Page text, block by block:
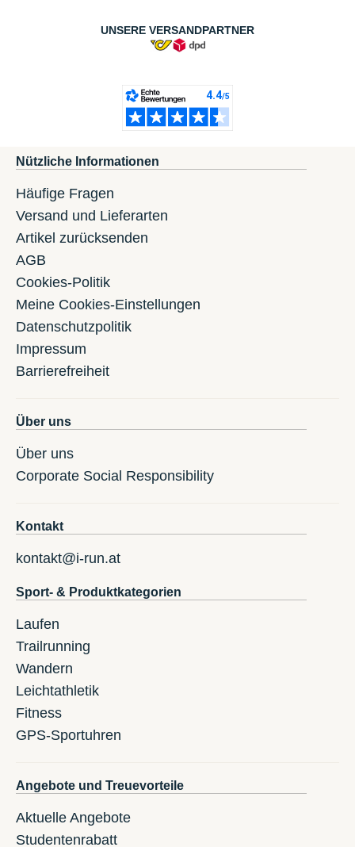
UNSERE VERSANDPARTNER
Nützliche Informationen
Häufige Fragen
Versand und Lieferarten
Artikel zurücksenden
AGB
Cookies-Politik
Meine Cookies-Einstellungen
Datenschutzpolitik
Impressum
Barrierefreiheit
Über uns
Über uns
Corporate Social Responsibility
Kontakt
kontakt@i-run.at
Sport- & Produktkategorien
Laufen
Trailrunning
Wandern
Leichtathletik
Fitness
GPS-Sportuhren
Angebote und Treuevorteile
Aktuelle Angebote
Studentenrabatt